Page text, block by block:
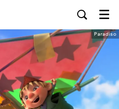
Menu
Paradiso